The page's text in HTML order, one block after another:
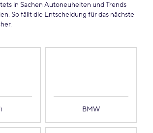
in Sachen Autoneuheiten und Trends
So fällt die Entscheidung für das nächste
BMW